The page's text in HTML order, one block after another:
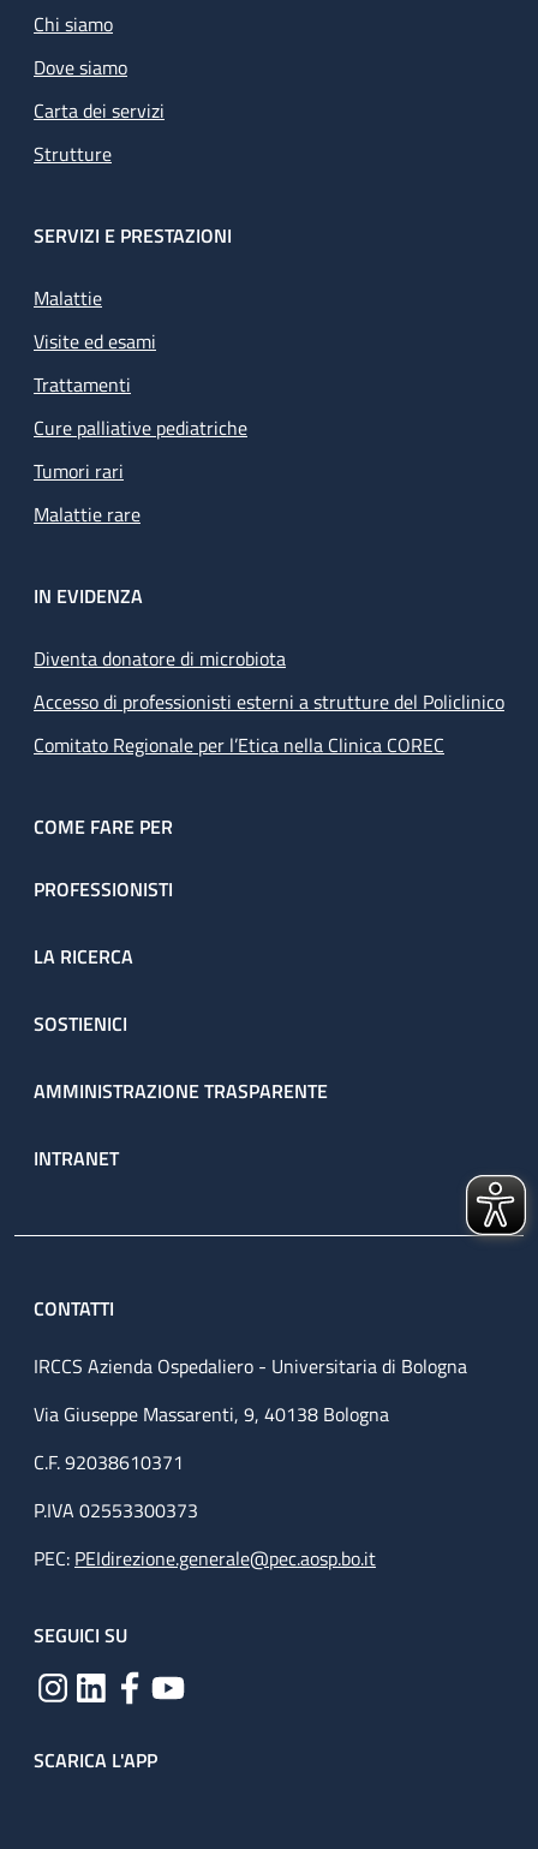
Chi siamo
Dove siamo
Carta dei servizi
Strutture
SERVIZI E PRESTAZIONI
Malattie
Visite ed esami
Trattamenti
Cure palliative pediatriche
Tumori rari
Malattie rare
IN EVIDENZA
Diventa donatore di microbiota
Accesso di professionisti esterni a strutture del Policlinico
Comitato Regionale per l’Etica nella Clinica COREC
COME FARE PER
PROFESSIONISTI
LA RICERCA
SOSTIENICI
AMMINISTRAZIONE TRASPARENTE
INTRANET
CONTATTI
IRCCS Azienda Ospedaliero - Universitaria di Bologna
Via Giuseppe Massarenti, 9, 40138 Bologna
C.F. 92038610371
P.IVA 02553300373
PEC: PEIdirezione.generale@pec.aosp.bo.it
SEGUICI SU
SCARICA L'APP